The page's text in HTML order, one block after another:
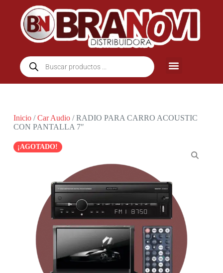
Inicio/Car Audio/ RADIO PARA CARRO ACOUSTIC
CON PANTALLA 7″
¡AGOTADO!